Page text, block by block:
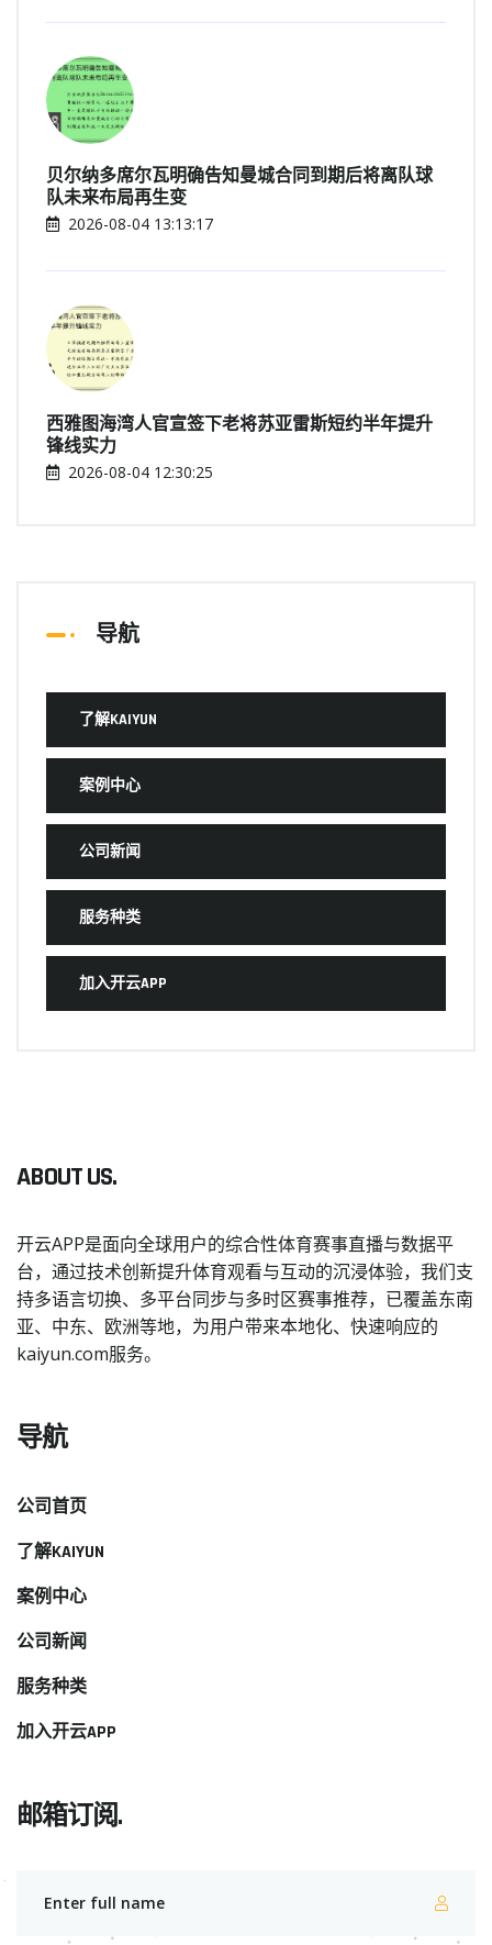
贝尔纳多席尔瓦明确告知曼城合同到期后将离队球
队未来布局再生变
2026-08-04 13:13:17
西雅图海湾人官宣签下老将苏亚雷斯短约半年提升
锋线实力
2026-08-04 12:30:25
导航
了解KAIYUN
案例中心
公司新闻
服务种类
加入开云APP
ABOUT US.
开云APP是面向全球用户的综合性体育赛事直播与数据平
台，通过技术创新提升体育观看与互动的沉浸体验，我们支
持多语言切换、多平台同步与多时区赛事推荐，已覆盖东南
亚、中东、欧洲等地，为用户带来本地化、快速响应的
kaiyun.com服务。
导航
公司首页
了解KAIYUN
案例中心
公司新闻
服务种类
加入开云APP
邮箱订阅.